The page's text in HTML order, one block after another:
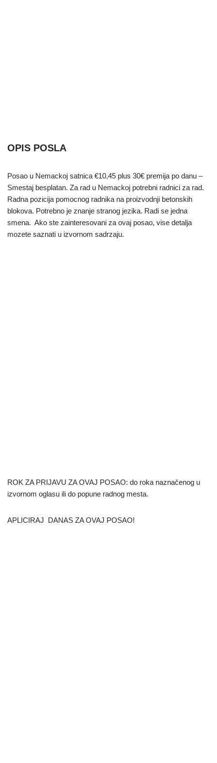
OPIS POSLA
Posao u Nemackoj satnica €10,45 plus 30€ premija po danu –
Smestaj besplatan. Za rad u Nemackoj potrebni radnici za rad.
Radna pozicija pomocnog radnika na proizvodnji betonskih
blokova. Potrebno je znanje stranog jezika. Radi se jedna
smena. Ako ste zainteresovani za ovaj posao, vise detalja
mozete saznati u izvornom sadrzaju.
ROK ZA PRIJAVU ZA OVAJ POSAO: do roka naznačenog u
izvornom oglasu ili do popune radnog mesta.
APLICIRAJ DANAS ZA OVAJ POSAO!